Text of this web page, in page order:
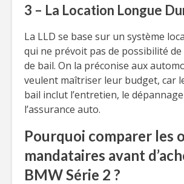
3 – La Location Longue
La LLD se base sur un système
qui ne prévoit pas de possibilité
de bail. On la préconise aux
veulent maîtriser leur budget, car
bail inclut l’entretien, le
l’assurance auto.
Pourquoi comparer les
mandataires avant
BMW Série 2 ?